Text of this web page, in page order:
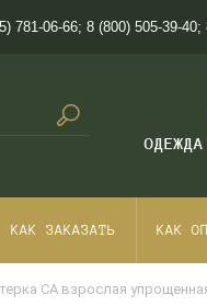
781-06-66; 8 (800) 505-39-40;
КАК ЗАКАЗАТЬ КАК
СА взрослая